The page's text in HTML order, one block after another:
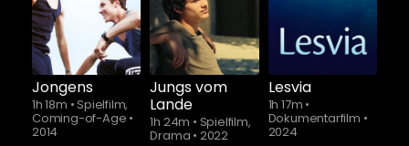
Jongens
1h 18m • Spielfilm,
Coming-of-Age •
2014
Jungs vom
Lande
1h 24m • Spielfilm,
Drama • 2022
Lesvia
1h 17m •
Dokumentarfilm •
2024